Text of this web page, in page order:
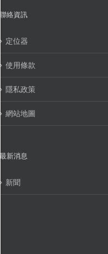
聯絡資訊
定位器
使用條款
隱私政策
網站地圖
最新消息
新聞